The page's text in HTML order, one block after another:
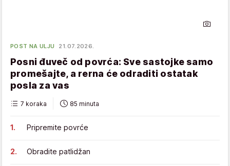
POST NA ULJU 21.07.2026.
Posni đuveč od povrća: Sve sastojke samo
promešajte, a rerna će odraditi ostatak
posla za vas
7 koraka 85 minuta
Pripremite povrće
Obradite patlidžan